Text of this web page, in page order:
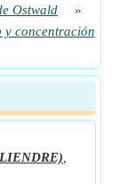
Ostwald
»
y concentración